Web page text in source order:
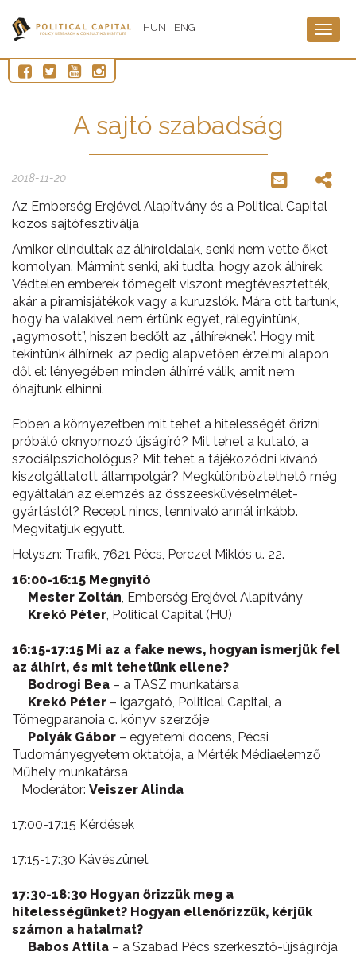
HUN ENG
A sajtó szabadság
2018-11-20
Az Emberség Erejével Alapítvány és a Political Capital
közös sajtófesztiválja
Amikor elindultak az álhíroldalak, senki nem vette őket
komolyan. Mármint senki, aki tudta, hogy azok álhírek.
Védtelen emberek tömegeit viszont megtévesztették,
akár a piramisjátékok vagy a kuruzslók. Mára ott tartunk,
hogy ha valakivel nem értünk egyet, rálegyintünk,
„agymosott”, hiszen bedőlt az „álhíreknek”. Hogy mit
tekintünk álhírnek, az pedig alapvetően érzelmi alapon
dől el: lényegében minden álhírré válik, amit nem
óhajtunk elhinni.
Ebben a környezetben mit tehet a hitelességét őrizni
próbáló oknyomozó újságíró? Mit tehet a kutató, a
szociálpszichológus? Mit tehet a tájékozódni kívánó,
kiszolgáltatott állampolgár? Megkülönböztethető még
egyáltalán az elemzés az összeesküvéselmélet-
gyártástól? Recept nincs, tennivaló annál inkább.
Megvitatjuk együtt.
Helyszn: Trafik, 7621 Pécs, Perczel Miklós u. 22.
16:00-16:15 Megnyitó
Mester Zoltán, Emberség Erejével Alapítvány
Krekó Péter, Political Capital (HU)
16:15-17:15 Mi az a fake news, hogyan ismerjük fel
az álhírt, és mit tehetünk ellene?
Bodrogi Bea – a TASZ munkatársa
Krekó Péter – igazgató, Political Capital, a
Tömegparanoia c. könyv szerzője
Polyák Gábor – egyetemi docens, Pécsi
Tudományegyetem oktatója, a Mérték Médiaelemző
Műhely munkatársa
Moderátor: Veiszer Alinda
17:00-17:15 Kérdések
17:15-17:30 Kávészünet
17:30-18:30 Hogyan őrizzük meg a
hitelességünket? Hogyan ellenőrizzük, kérjük
számon a hatalmat?
Babos Attila – a Szabad Pécs szerkesztő-újságírója